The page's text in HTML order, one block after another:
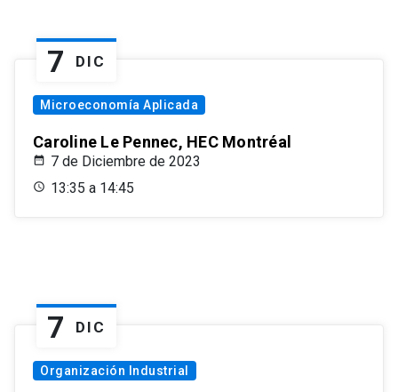
7 DIC
Microeconomía Aplicada
Caroline Le Pennec, HEC Montréal
7 de Diciembre de 2023
13:35 a 14:45
7 DIC
Organización Industrial